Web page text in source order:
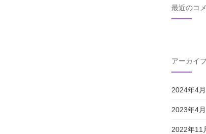
最近のコ
アーカイ
2024年4月
2023年4月
2022年11